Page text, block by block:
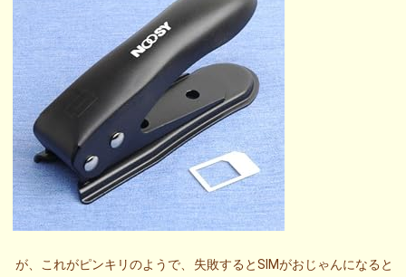
が、これがピンキリのようで、失敗するとSIMがおじゃんになると